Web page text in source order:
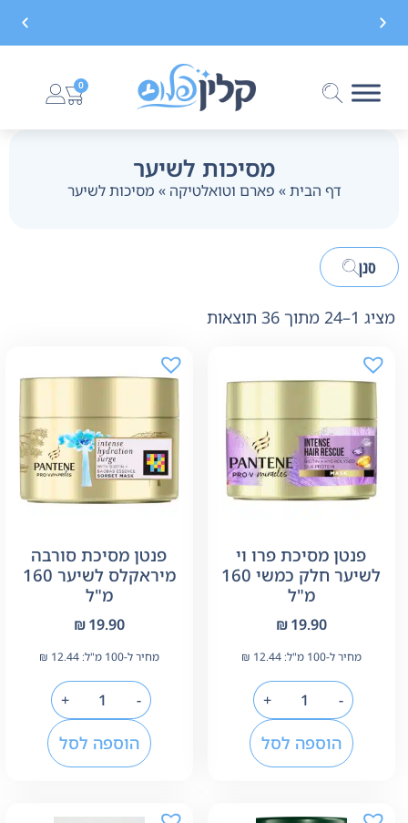
משלוח חינם בקנייה מעל 299 ₪, לא כולל בישום 0
מסיכות לשיער
דף הבית» פארם וטואלטיקה » מסיכות לשיער
מציג 1–24 מתוך 36 תוצאות
פנטן מסיכת פרו וי
לשיער חלק כמשי 160
מ"ל
₪ 19.90
מחיר ל-100 מ"ל: ₪ 12.44
-
+
הוספה לסל
פנטן מסיכת סורבה
מיראקלס לשיער 160
מ"ל
₪ 19.90
מחיר ל-100 מ"ל: ₪ 12.44
-
+
הוספה לסל
סנן